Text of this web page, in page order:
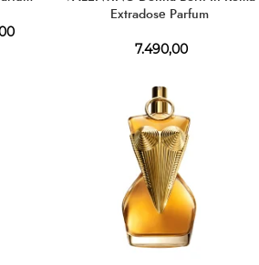
Extradose Parfum
7.490,00